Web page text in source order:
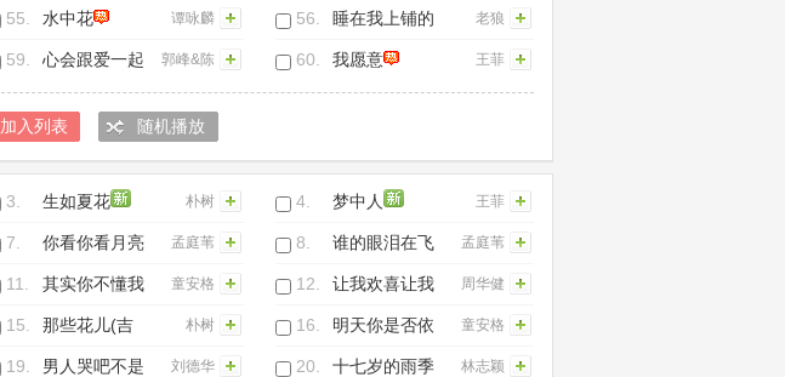
会让你想起我
过
55. 水中花 谭咏麟 56.
睡在我上铺的
兄弟
老狼
59.
心会跟爱一起
走
郭峰&陈
洁仪
60. 我愿意 王菲
加入列表 随机播放
3. 生如夏花 朴树 4. 梦中人 王菲
7.
你看你看月亮
的脸
孟庭苇 8. 谁的眼泪在飞 孟庭苇
11.
其实你不懂我
的心
童安格 12.
让我欢喜让我
忧
周华健
15.
那些花儿(吉
他)
朴树 16.
明天你是否依
然爱我
童安格
19.
男人哭吧不是
刘德华 20. 十七岁的雨季 林志颖